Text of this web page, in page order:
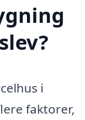
i
faktorer,